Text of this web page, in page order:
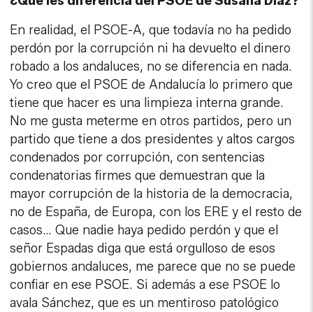
En realidad, el PSOE-A, que todavía no ha pedido
perdón por la corrupción ni ha devuelto el dinero
robado a los andaluces, no se diferencia en nada.
Yo creo que el PSOE de Andalucía lo primero que
tiene que hacer es una limpieza interna grande.
No me gusta meterme en otros partidos, pero un
partido que tiene a dos presidentes y altos cargos
condenados por corrupción, con sentencias
condenatorias firmes que demuestran que la
mayor corrupción de la historia de la democracia,
no de España, de Europa, con los ERE y el resto de
casos… Que nadie haya pedido perdón y que el
señor Espadas diga que está orgulloso de esos
gobiernos andaluces, me parece que no se puede
confiar en ese PSOE. Si además a ese PSOE lo
avala Sánchez, que es un mentiroso patológico